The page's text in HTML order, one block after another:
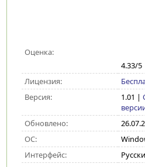
Оценка:
4.33/5
Лицензия:
Версия:
1.01 |
Обновлено:
ОС:
Интерфейс: